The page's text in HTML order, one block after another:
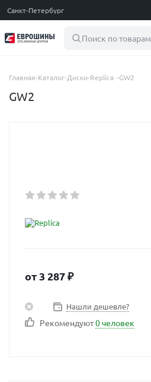
Санкт-Петербург
Поиск по товарам
Главная-Каталог-Диски-Replica -GW2
GW2
от3 287₽
Нашли дешевле?
Рекомендуют0 человек